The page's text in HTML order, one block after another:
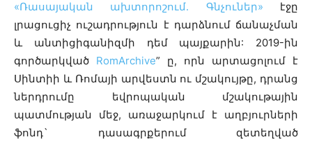
«Ռասայական ախտորոշում. Գնչուներ» էջը
լրացուցիչ ուշադրություն է դարձնում ճանաչման
և անտիցիգանիզմի դեմ պայքարին: 2019-ին
գործարկված RomArchive” ը, որն արտացոլում է
Սինտիի և Ռոմայի արվեստն ու մշակույթը, դրանց
ներդրումը եվրոպական մշակութային
պատմության մեջ, առաջարկում է աղբյուրների
ֆոնդ` դասագրքերում զետեղված